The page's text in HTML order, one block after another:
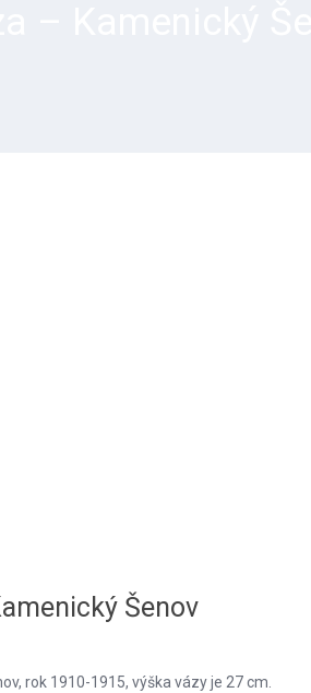
Šenov
rok 1910-1915, výška vázy je 27 cm.